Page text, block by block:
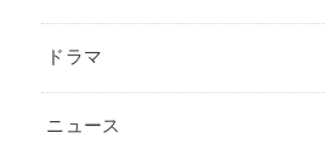
ドラマ
ニュース